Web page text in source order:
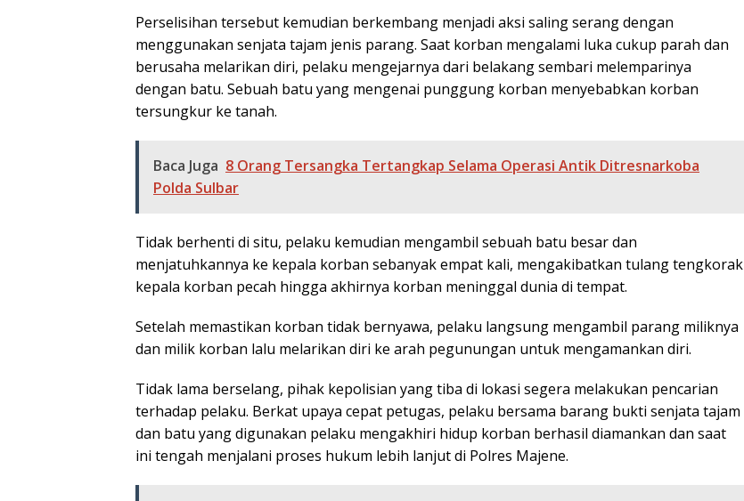
Perselisihan tersebut kemudian berkembang menjadi aksi saling serang dengan
menggunakan senjata tajam jenis parang. Saat korban mengalami luka cukup parah dan
berusaha melarikan diri, pelaku mengejarnya dari belakang sembari melemparinya
dengan batu. Sebuah batu yang mengenai punggung korban menyebabkan korban
tersungkur ke tanah.
Baca Juga 8 Orang Tersangka Tertangkap Selama Operasi Antik Ditresnarkoba
Polda Sulbar
Tidak berhenti di situ, pelaku kemudian mengambil sebuah batu besar dan
menjatuhkannya ke kepala korban sebanyak empat kali, mengakibatkan tulang tengkorak
kepala korban pecah hingga akhirnya korban meninggal dunia di tempat.
Setelah memastikan korban tidak bernyawa, pelaku langsung mengambil parang miliknya
dan milik korban lalu melarikan diri ke arah pegunungan untuk mengamankan diri.
Tidak lama berselang, pihak kepolisian yang tiba di lokasi segera melakukan pencarian
terhadap pelaku. Berkat upaya cepat petugas, pelaku bersama barang bukti senjata tajam
dan batu yang digunakan pelaku mengakhiri hidup korban berhasil diamankan dan saat
ini tengah menjalani proses hukum lebih lanjut di Polres Majene.